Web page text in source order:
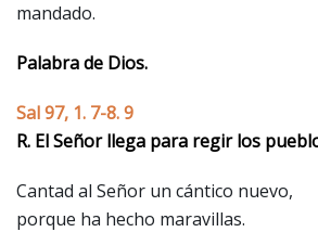
mandado.
Palabra de Dios.
Sal 97, 1. 7-8. 9
R. El Señor llega para regir los
Cantad al Señor un cántico nuevo,
porque ha hecho maravillas.